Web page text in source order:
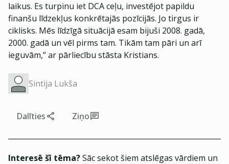
laikus. Es turpinu iet DCA ceļu, investējot papildu
finanšu līdzekļus konkrētajās pozīcijās. Jo tirgus ir
ciklisks. Mēs līdzīgā situācijā esam bijuši 2008. gadā,
2000. gadā un vēl pirms tam. Tikām tam pāri un arī
ieguvām,” ar pārliecību stāsta Kristians.
Sintija Lukša
Dalīties Ziņo
Interesē šī tēma?Sāc sekot šiem atslēgas vārdiem un